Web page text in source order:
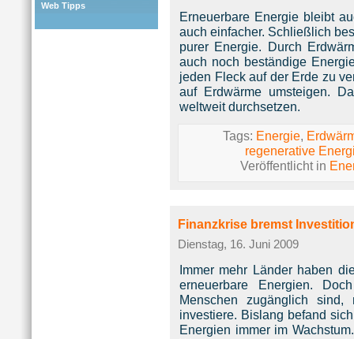
Web Tipps
Erneuerbare Energie bleibt
auch einfacher. Schließlich
purer Energie. Durch
auch noch beständige
jeden Fleck auf der Erde zu
auf Erdwärme umsteigen.
weltweit durchsetzen.
Tags: Energie,
regenerative
Veröffentlicht in
Finanzkrise bremst
Dienstag, 16. Juni 2009
Immer mehr Länder haben
erneuerbare Energien.
Menschen zugänglich
investiere. Bislang befand
Energien immer im